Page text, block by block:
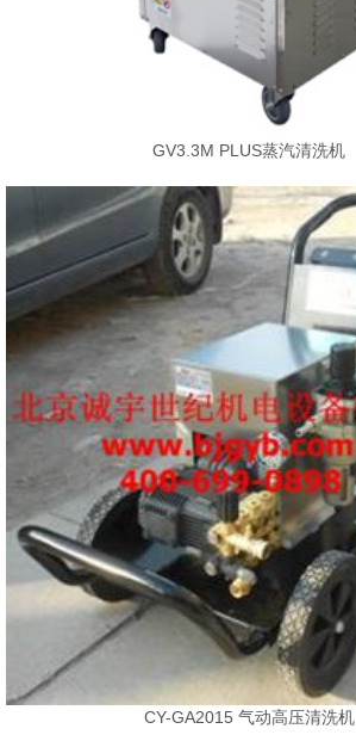
GV3.3M PLUS蒸汽清洗机
CY-GA2015 气动高压清洗机